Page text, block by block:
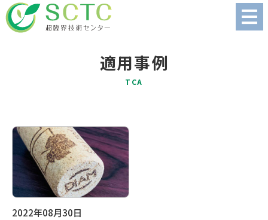
適用事例
TCA
2022年08月30日